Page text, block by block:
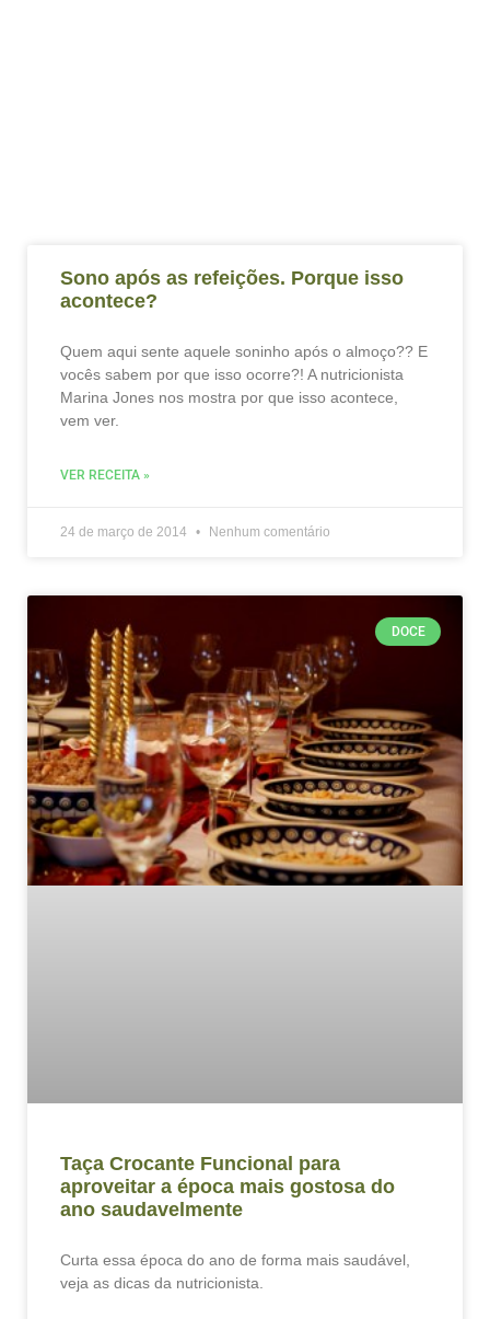
Sono após as refeições. Porque isso
acontece?
Quem aqui sente aquele soninho após o almoço?? E
vocês sabem por que isso ocorre?! A nutricionista
Marina Jones nos mostra por que isso acontece,
vem ver.
VER RECEITA »
24 de março de 2014 Nenhum comentário
DOCE
Taça Crocante Funcional para
aproveitar a época mais gostosa do
ano saudavelmente
Curta essa época do ano de forma mais saudável,
veja as dicas da nutricionista.